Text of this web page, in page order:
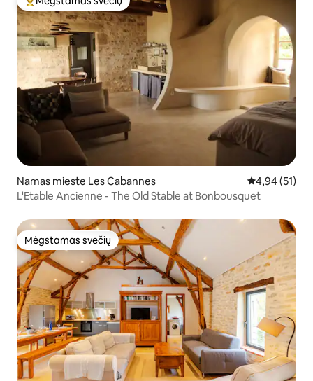
Svečių mėgstamiausias
Namas mieste Les Cabannes Vidutinis
4,94 (51)
L'Etable Ancienne - The Old Stable at Bonbousquet
Mėgstamas svečių
Mėgstamas svečių